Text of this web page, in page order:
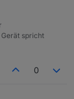
spricht
0